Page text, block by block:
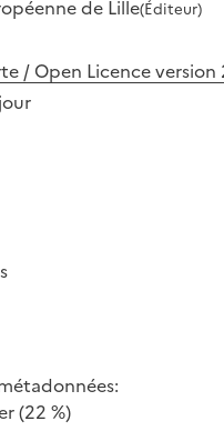
de Lille(Éditeur)
/ Open Licence version
(22 %)